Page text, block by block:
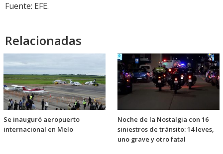
Fuente: EFE.
Relacionadas
Se inauguró aeropuerto
internacional en Melo
Noche de la Nostalgia con 16
siniestros de tránsito: 14 leves,
uno grave y otro fatal